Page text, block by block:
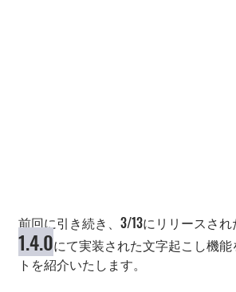
前回に引き続き、3/13にリリースされ
1.4.0にて実装された文字起こし機
トを紹介いたします。